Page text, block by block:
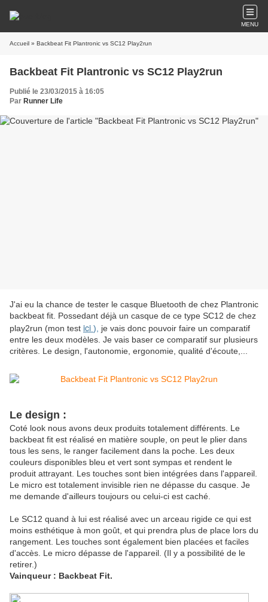
MENU
Accueil » Backbeat Fit Plantronic vs SC12 Play2run
Backbeat Fit Plantronic vs SC12 Play2run
Publié le 23/03/2015 à 16:05
Par Runner Life
J'ai eu la chance de tester le casque Bluetooth de chez Plantronic
backbeat fit. Possedant déjà un casque de ce type SC12 de chez
play2run (mon test ici ),
je vais donc pouvoir faire un comparatif
entre les deux modèles. Je vais baser ce comparatif sur plusieurs
critères. Le design, l'autonomie, ergonomie, qualité d'écoute,...
Le design :
Coté look nous avons deux produits totalement différents. Le
backbeat fit est réalisé en matière souple, on peut le plier dans
tous les sens, le ranger facilement dans la poche. Les deux
couleurs disponibles bleu et vert sont sympas et rendent le
produit attrayant. Les touches sont bien intégrées dans l'appareil.
Le micro est totalement invisible rien ne dépasse du casque. Je
me demande d'ailleurs toujours ou celui-ci est caché.
Le SC12 quand à lui est réalisé avec un arceau rigide ce qui est
moins esthétique à mon goût, et qui prendra plus de place lors du
rangement. Les touches sont également bien placées et faciles
d'accès. Le micro dépasse de l'appareil. (Il y a possibilité de le
retirer.)
Vainqueur : Backbeat Fit.